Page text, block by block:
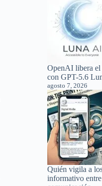
OpenAI libera
con GPT-5.6
agosto 7, 2026
Quién vigila a
informativo